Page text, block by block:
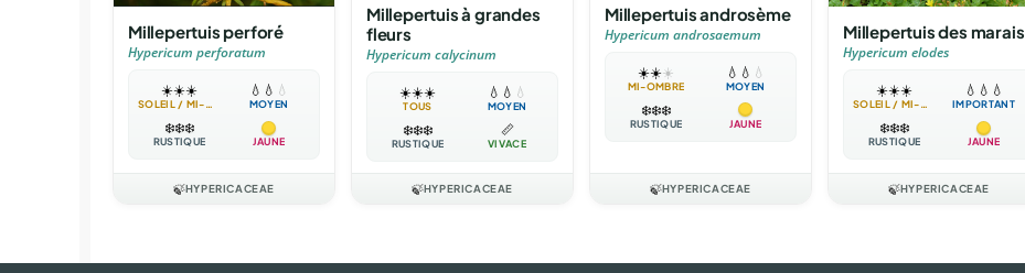
Millepertuis perforé
Hypericum perforatum
☀️☀️☀️
SOLEIL / MI-OMBRE
💧 💧 💧
MOYEN
❄️❄️❄️
RUSTIQUE JAUNE
🍃HYPERICACEAE
Millepertuis à grandes
fleurs
Hypericum calycinum
☀️☀️☀️
TOUS
💧 💧 💧
MOYEN
❄️❄️❄️
RUSTIQUE
📏
VIVACE
🍃HYPERICACEAE
Millepertuis androsème
Hypericum androsaemum
☀️☀️☀️
MI-OMBRE
💧 💧 💧
MOYEN
❄️❄️❄️
RUSTIQUE JAUNE
🍃HYPERICACEAE
Millepertuis des marais
Hypericum elodes
☀️☀️☀️
SOLEIL / MI-OMBRE
💧 💧 💧
IMPORTANT
❄️❄️❄️
RUSTIQUE JAUNE
🍃HYPERICACEAE